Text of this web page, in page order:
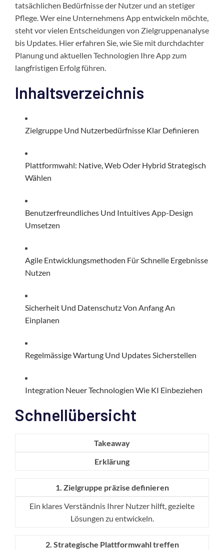
tatsächlichen Bedürfnisse der Nutzer und an stetiger
Pflege. Wer eine Unternehmens App entwickeln möchte,
steht vor vielen Entscheidungen von Zielgruppenanalyse
bis Updates. Hier erfahren Sie, wie Sie mit durchdachter
Planung und aktuellen Technologien Ihre App zum
langfristigen Erfolg führen.
Inhaltsverzeichnis
Zielgruppe Und Nutzerbedürfnisse Klar Definieren
Plattformwahl: Native, Web Oder Hybrid Strategisch
Wählen
Benutzerfreundliches Und Intuitives App-Design
Umsetzen
Agile Entwicklungsmethoden Für Schnelle Ergebnisse
Nutzen
Sicherheit Und Datenschutz Von Anfang An
Einplanen
Regelmässige Wartung Und Updates Sicherstellen
Integration Neuer Technologien Wie KI Einbeziehen
Schnellübersicht
Takeaway
Erklärung
1. Zielgruppe präzise definieren
Ein klares Verständnis Ihrer Nutzer hilft, gezielte
Lösungen zu entwickeln.
2. Strategische Plattformwahl treffen